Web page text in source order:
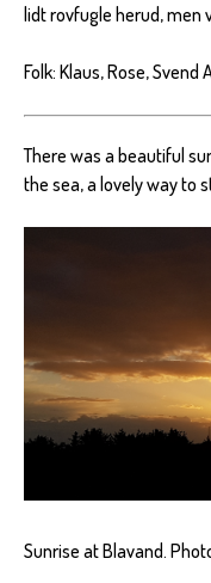
lidt rovfugle herud, men
Folk: Klaus, Rose,
There was a beautiful
the sea, a lovely way to
Sunrise at Blavand.